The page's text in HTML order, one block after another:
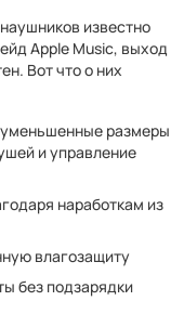
известно
Apple Music, выход
Вот что о них
уменьшенные размеры
и управление
наработкам из
влагозащиту
без подзарядки